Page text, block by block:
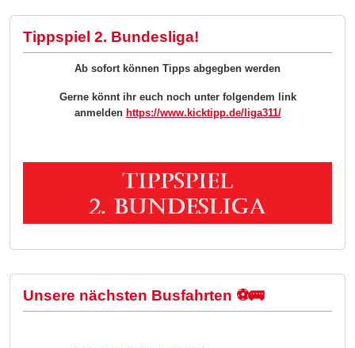
Tippspiel 2. Bundesliga!
Ab sofort können Tipps abgegben werden
Gerne könnt ihr euch noch unter folgendem link
anmelden https://www.kicktipp.de/liga311/
Unsere nächsten Busfahrten ⚽🚌